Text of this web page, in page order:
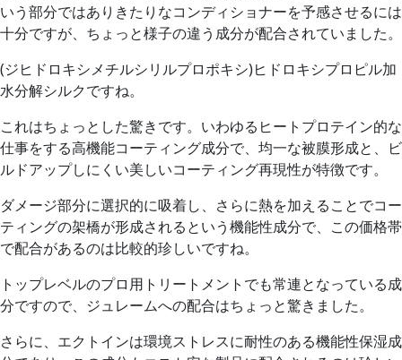
いう部分ではありきたりなコンディショナーを予感させるには
十分ですが、ちょっと様子の違う成分が配合されていました。
(ジヒドロキシメチルシリルプロポキシ)ヒドロキシプロピル加
水分解シルクですね。
これはちょっとした驚きです。いわゆるヒートプロテイン的な
仕事をする高機能コーティング成分で、 均一な被膜形成と、ビ
ルドアップしにくい美しいコーティング再現性が特徴です。
ダメージ部分に選択的に吸着し、さらに熱を加えることでコー
ティングの架橋が形成されるという機能性成分で、この価格帯
で配合があるのは比較的珍しいですね。
トップレベルのプロ用トリートメントでも常連となっている成
分ですので、ジュレームへの配合はちょっと驚きました。
さらに、 エクトインは環境ストレスに耐性のある機能性保湿成